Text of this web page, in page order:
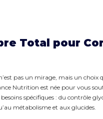
Total pour
pas un mirage, mais un choix
Nutrition est née pour vous
spécifiques : du contrôle
métabolisme et aux glucides.